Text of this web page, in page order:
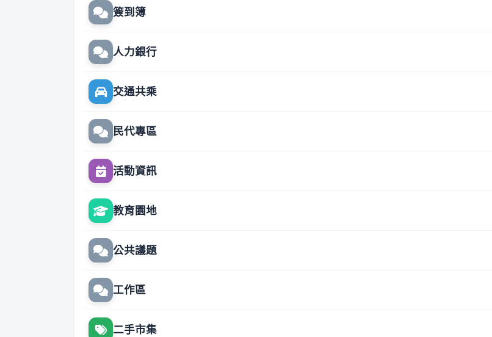
簽到簿
人力銀行
交通共乘
民代專區
活動資訊
教育園地
公共議題
工作區
二手市集